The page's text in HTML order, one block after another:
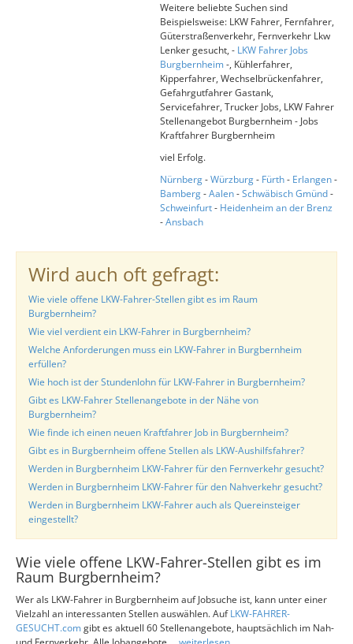
Weitere beliebte Suchen sind
Beispielsweise: LKW Fahrer, Fernfahrer,
Güterstraßenverkehr, Fernverkehr Lkw
Lenker gesucht, - LKW Fahrer Jobs
Burgbernheim-, Kühlerfahrer,
Kipperfahrer, Wechselbrückenfahrer,
Gefahrgutfahrer Gastank,
Servicefahrer, Trucker Jobs, LKW Fahrer
Stellenangebot Burgbernheim - Jobs
Kraftfahrer Burgbernheim
viel Erfolg.
Nürnberg-Würzburg- Fürth- Erlangen-
Bamberg-Aalen-Schwäbisch Gmünd-
Schweinfurt- Heidenheim an der Brenz
-Ansbach
Wird auch oft gefragt:
Wie viele offene LKW-Fahrer-Stellen gibt es im Raum
Burgbernheim?
Wie viel verdient ein LKW-Fahrer in Burgbernheim?
Welche Anforderungen muss ein LKW-Fahrer in Burgbernheim
erfüllen?
Wie hoch ist der Stundenlohn für LKW-Fahrer in Burgbernheim?
Gibt es LKW-Fahrer Stellenangebote in der Nähe von
Burgbernheim?
Wie finde ich einen neuen Kraftfahrer Job in Burgbernheim?
Gibt es in Burgbernheim offene Stellen als LKW-Aushilfsfahrer?
Werden in Burgbernheim LKW-Fahrer für den Fernverkehr gesucht?
Werden in Burgbernheim LKW-Fahrer für den Nahverkehr gesucht?
Werden in Burgbernheim LKW-Fahrer auch als Quereinsteiger
eingestellt?
Wie viele offene LKW-Fahrer-Stellen gibt es im
Raum Burgbernheim?
Wer als LKW-Fahrer in Burgbernheim auf Jobsuche ist, kann unter einer
Vielzahl an interessanten Stellen auswählen. AufLKW-FAHRER-
GESUCHT.comgibt es aktuell 60 Stellenangebote, hauptsächlich im Nah-